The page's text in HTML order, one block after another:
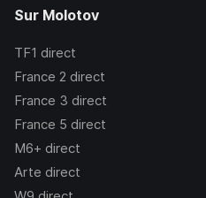
Sur Molotov
TF1 direct
France 2 direct
France 3 direct
France 5 direct
M6+ direct
Arte direct